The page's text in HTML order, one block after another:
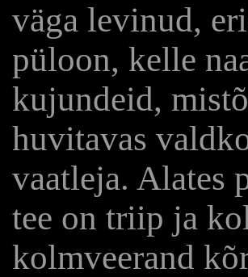
väga levinud,
püloon, kelle
kujundeid,
huvitavas
vaatleja. Alates
tee on triip ja
kolmveerand